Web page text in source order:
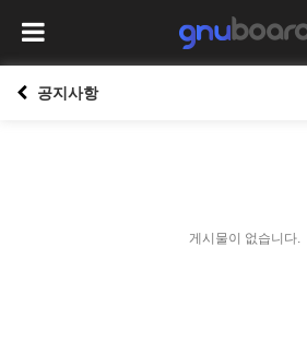
공지사항
게시물이 없습니다.